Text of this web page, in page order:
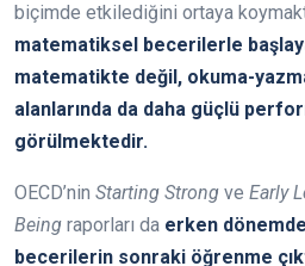
biçimde etkilediğini ortaya
matematiksel becerilerle
matematikte değil, okuma-
alanlarında da daha güçlü
görülmektedir.
OECD’nin Starting Strong ve Early
Being raporları da erken
becerilerin sonraki öğrenme